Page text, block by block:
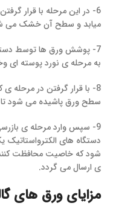
6- در این مرحله با قرار
میابد و سطح آن خشک می
7- پوشش ورق ها توسط
به مرحله ی نورد پوسته ای
8- با قرار گرفتن در مرحله ی
سطح ورق پاشیده می شود تا
9- سپس وارد مرحله ی
دستگاه های
شود که خاصیت محافظت
ی ارسال می گردد.
مزایای ورق های